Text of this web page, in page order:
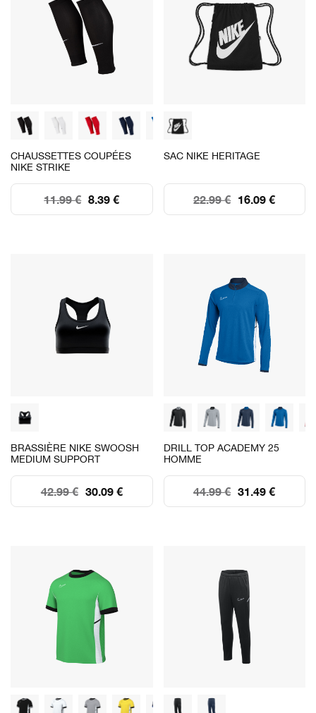
CHAUSSETTES COUPÉES
NIKE STRIKE
8.39 €
11.99 €
SAC NIKE HERITAGE
16.09 €
22.99 €
BRASSIÈRE NIKE SWOOSH
MEDIUM SUPPORT
30.09 €
42.99 €
DRILL TOP ACADEMY 25
HOMME
31.49 €
44.99 €